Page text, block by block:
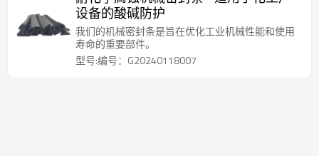
设备的酸碱防护
我们的机械密封条是旨在优化工业机械性能和使用
寿命的重要部件。
型号:编号：G20240118007